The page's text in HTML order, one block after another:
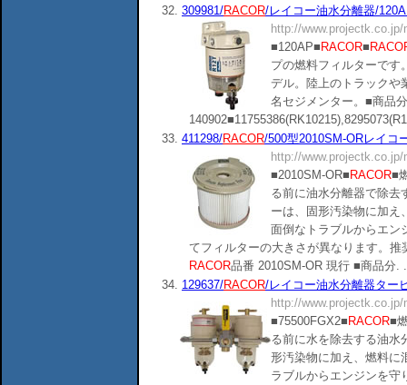
32. 309981/RACOR/レイコー油水分離器/
http://
■120AP■ RACOR■
プの燃料フィルターです
デル。陸上のトラックや
名セジメンター。■商品
33. 411298/RACOR/500型2010SM-ORレイコ
http://
■2010SM-OR■ RACOR■
る前に油水分離器で除去
ーは、固形汚染物に加え
面倒なトラブルからエン
てフィルターの大きさが異なります。
RACOR品番 2010SM-OR 現行 ■商品分.
34. 129637/RACOR/レイコー油水分離器ター
http://
■75500FGX2■ RACOR■
る前に水を除去する油水
形汚染物に加え、燃料に
ラブルからエンジンを守